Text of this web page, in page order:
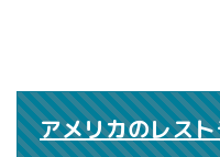
アメリカのレス